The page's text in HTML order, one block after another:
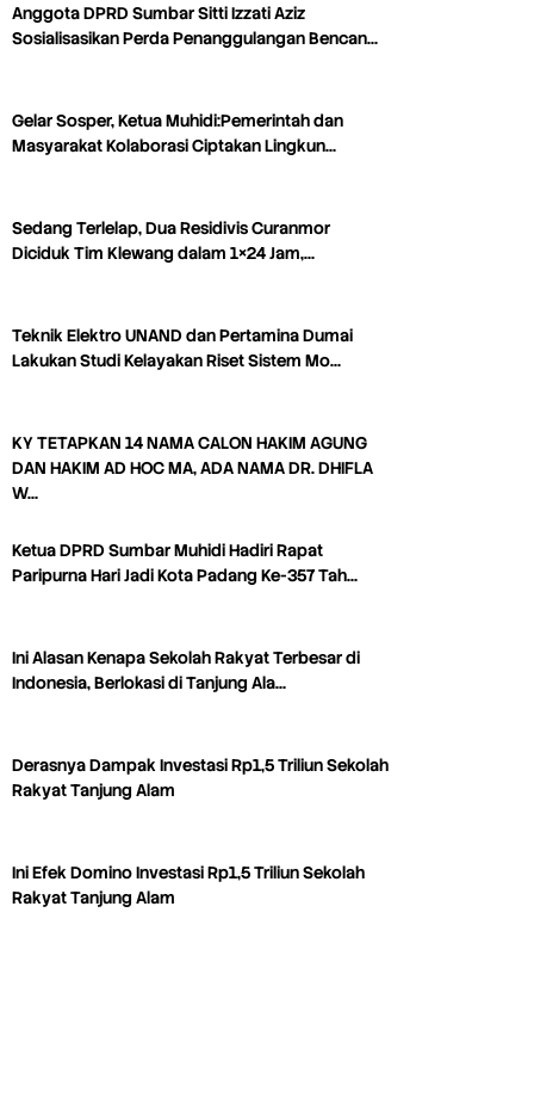
Anggota DPRD Sumbar Sitti Izzati Aziz
Sosialisasikan Perda Penanggulangan Bencan…
Gelar Sosper, Ketua Muhidi:Pemerintah dan
Masyarakat Kolaborasi Ciptakan Lingkun…
Sedang Terlelap, Dua Residivis Curanmor
Diciduk Tim Klewang dalam 1×24 Jam,…
Teknik Elektro UNAND dan Pertamina Dumai
Lakukan Studi Kelayakan Riset Sistem Mo…
KY TETAPKAN 14 NAMA CALON HAKIM AGUNG
DAN HAKIM AD HOC MA, ADA NAMA DR. DHIFLA
W…
Ketua DPRD Sumbar Muhidi Hadiri Rapat
Paripurna Hari Jadi Kota Padang Ke-357 Tah…
Ini Alasan Kenapa Sekolah Rakyat Terbesar di
Indonesia, Berlokasi di Tanjung Ala…
Derasnya Dampak Investasi Rp1,5 Triliun Sekolah
Rakyat Tanjung Alam
Ini Efek Domino Investasi Rp1,5 Triliun Sekolah
Rakyat Tanjung Alam